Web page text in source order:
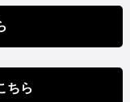
ちら